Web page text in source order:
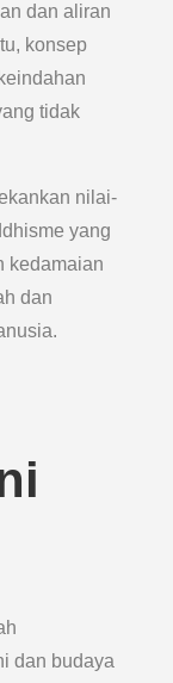
dan aliran
konsep
tidak
nilai-
yang
kedamaian
dan
dan budaya